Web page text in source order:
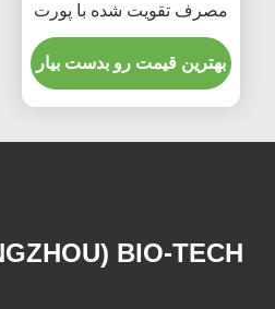
مصرف تقویت شده با پورت
مکش میکرو نازک PU
بهترین قیمت رو بدست بیار
BIO-TECH